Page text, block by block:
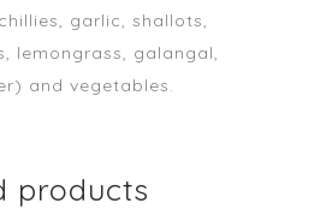
garlic, shallots,
lemongrass, galangal,
and vegetables.
products